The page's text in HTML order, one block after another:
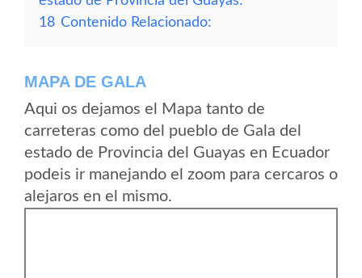
18 Contenido Relacionado:
MAPA DE GALA
Aqui os dejamos el Mapa tanto de
carreteras como del pueblo de Gala del
estado de Provincia del Guayas en Ecuador
podeis ir manejando el zoom para cercaros o
alejaros en el mismo.